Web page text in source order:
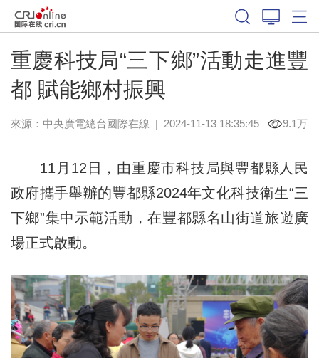
重慶科技局“三下鄉”活動走進豐
都 賦能鄉村振興
來源：中央廣電總台國際在線 | 2024-11-13 18:35:45 9.1万
11月12日，由重慶市科技局與豐都縣人民
政府攜手舉辦的豐都縣2024年文化科技衛生“三
下鄉”集中示範活動，在豐都縣名山街道旅遊廣
場正式啟動。